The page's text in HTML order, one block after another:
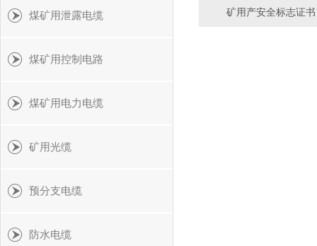
煤矿用泄露电缆
煤矿用控制电路
煤矿用电力电缆
矿用光缆
预分支电缆
防水电缆
矿用产安全标志证书